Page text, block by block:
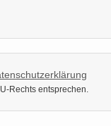
Rechts entsprechen.